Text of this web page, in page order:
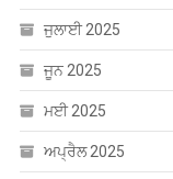
ਜੁਲਾਈ 2025
ਜੂਨ 2025
ਮਈ 2025
ਅਪ੍ਰੈਲ 2025